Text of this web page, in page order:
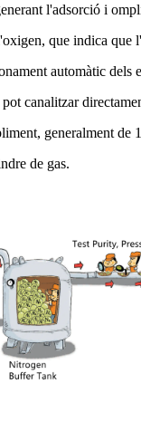
l'adsorció i
que indica que
automàtic
canalitzar
generalment de
de gas.